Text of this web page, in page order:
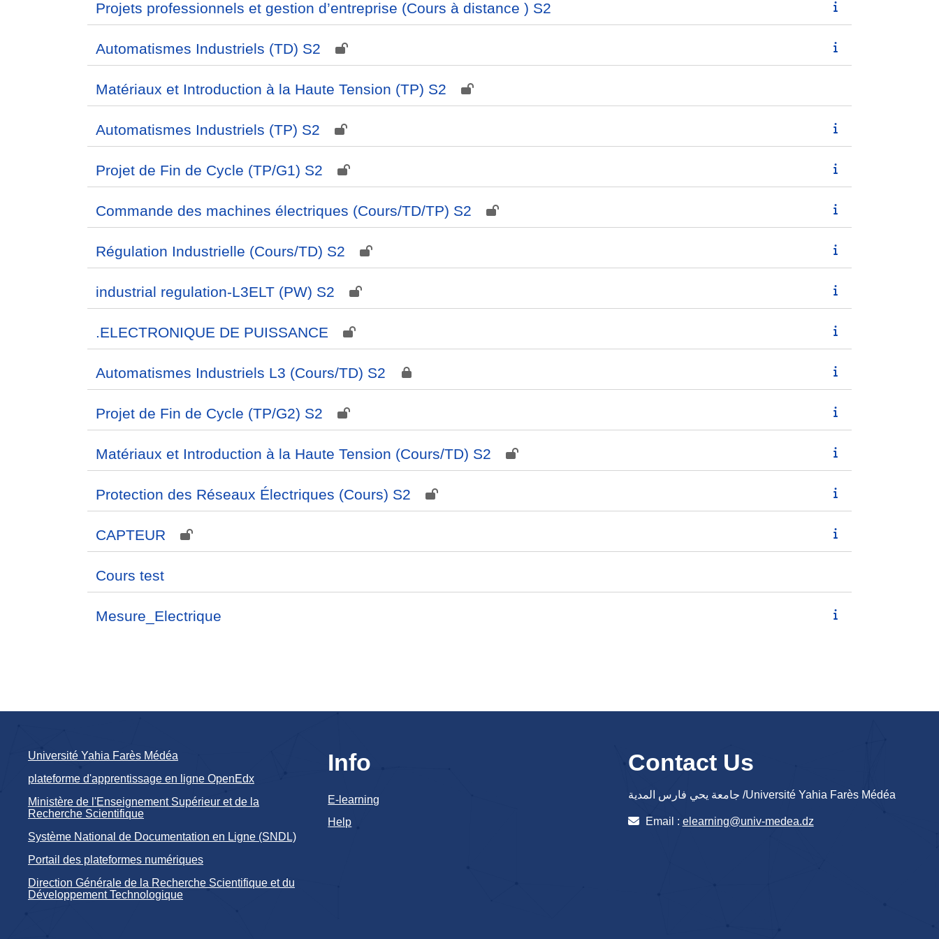
Projets professionnels et gestion d’entreprise (Cours à distance ) S2
Automatismes Industriels (TD) S2
Matériaux et Introduction à la Haute Tension (TP) S2
Automatismes Industriels (TP) S2
Projet de Fin de Cycle (TP/G1) S2
Commande des machines électriques (Cours/TD/TP) S2
Régulation Industrielle (Cours/TD) S2
industrial regulation-L3ELT (PW) S2
.ELECTRONIQUE DE PUISSANCE
Automatismes Industriels L3 (Cours/TD) S2
Projet de Fin de Cycle (TP/G2) S2
Matériaux et Introduction à la Haute Tension (Cours/TD) S2
Protection des Réseaux Électriques (Cours) S2
CAPTEUR
Cours test
Mesure_Electrique
Université Yahia Farès Médéa
plateforme d'apprentissage en ligne OpenEdx
Ministère de l'Enseignement Supérieur et de la
Recherche Scientifique
Système National de Documentation en Ligne (SNDL)
Portail des plateformes numériques
Direction Générale de la Recherche Scientifique et du
Développement Technologique
Info
E-learning
Help
Contact Us
جامعة يحي فارس المدية /Université Yahia Farès Médéa
Email : elearning@univ-medea.dz